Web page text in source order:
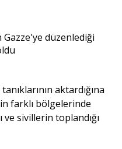
aktardığına
farklı bölgelerinde
sivillerin toplandığı